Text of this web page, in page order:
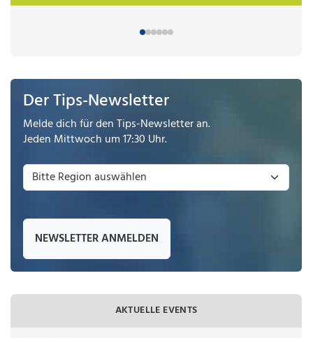
Der Tips-Newsletter
Melde dich für den Tips-Newsletter an.
Jeden Mittwoch um 17:30 Uhr.
NEWSLETTER ANMELDEN
AKTUELLE EVENTS